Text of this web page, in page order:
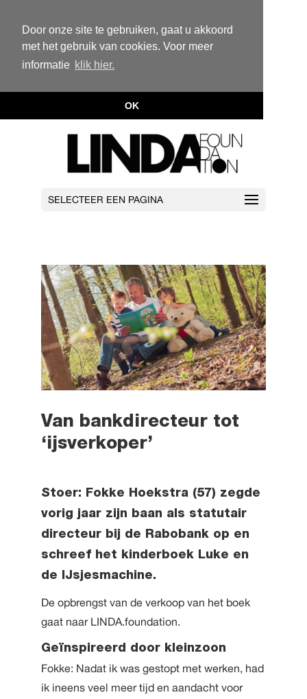
Door onze site te gebruiken, gaat u akkoord
met het gebruik van cookies. Voor meer
informatie klik hier.
OK
SELECTEER EEN PAGINA
Van bankdirecteur tot
‘ijsverkoper’
Stoer: Fokke Hoekstra (57) zegde
vorig jaar zijn baan als statutair
directeur bij de Rabobank op en
schreef het kinderboek Luke en
de IJsjesmachine.
De opbrengst van de verkoop van het boek
gaat naar LINDA.foundation.
Geïnspireerd door kleinzoon
Fokke: Nadat ik was gestopt met werken, had
ik ineens veel meer tijd en aandacht voor